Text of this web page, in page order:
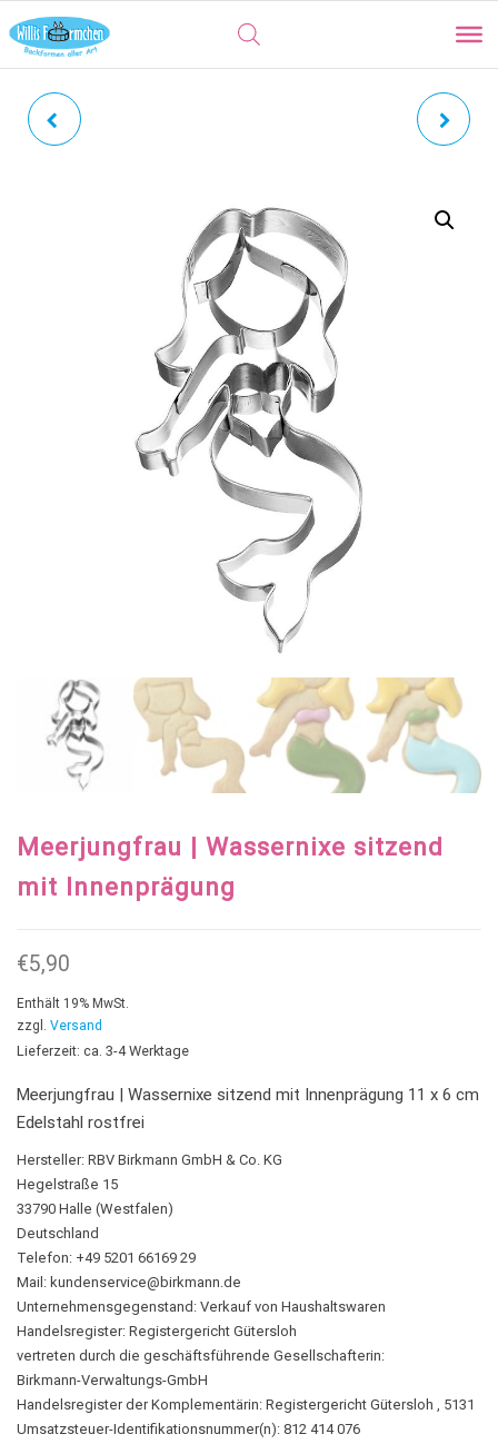
INNENPRÄGUNG
KABAUTERMANN | MIT
Meerjungfrau | Wassernixe sitzend
mit Innenprägung
€5,90
Enthält 19% MwSt.
zzgl. Versand
Lieferzeit: ca. 3-4 Werktage
Meerjungfrau | Wassernixe sitzend mit Innenprägung 11 x 6 cm
Edelstahl rostfrei
Hersteller: RBV Birkmann GmbH & Co. KG
Hegelstraße 15
33790 Halle (Westfalen)
Deutschland
Telefon: +49 5201 66169 29
Mail: kundenservice@birkmann.de
Unternehmensgegenstand: Verkauf von Haushaltswaren
Handelsregister: Registergericht Gütersloh
vertreten durch die geschäftsführende Gesellschafterin:
Birkmann-Verwaltungs-GmbH
Handelsregister der Komplementärin: Registergericht Gütersloh , 5131
Umsatzsteuer-Identifikationsnummer(n): 812 414 076